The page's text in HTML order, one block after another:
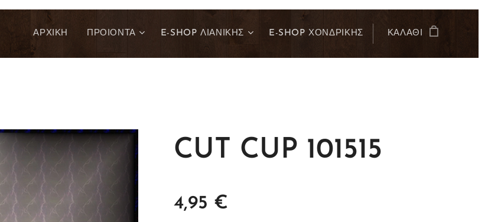
ΑΡΧΙΚΗ ΠΡΟΙΟΝΤΑ E-SHOP ΛΙΑΝΙΚΗΣ E-SHOP ΧΟΝΔΡΙΚΗΣ ΚΑΛΆΘΙ
CUT CUP 101515
4,95 €